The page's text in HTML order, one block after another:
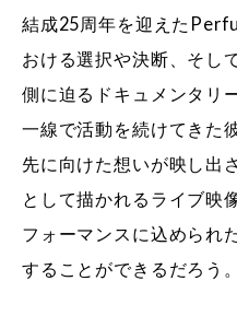
結成25周年を迎えた
おける選択や決断、そし
側に迫るドキュメンタリ
一線で活動を続けてきた
先に向けた想いが映し出
として描かれるライブ映
フォーマンスに込められ
することができるだろう。